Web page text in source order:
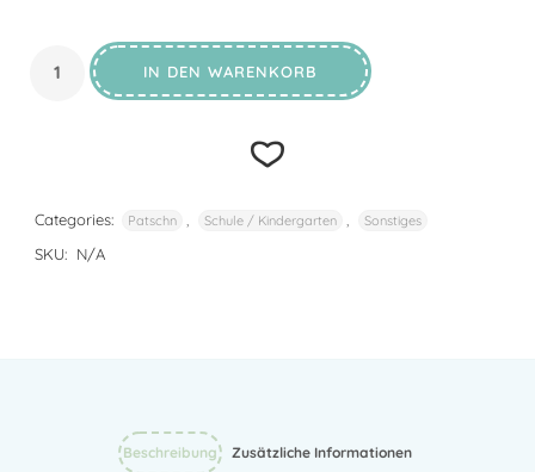
IN DEN WARENKORB
Categories: Patschn Schule / Kindergarten Sonstiges
SKU: N/A
Beschreibung Zusätzliche Informationen